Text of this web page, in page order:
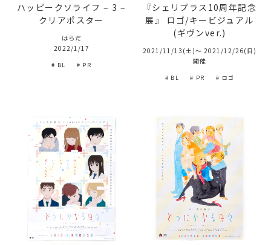
ハッピークソライフ – 3 –
クリアポスター
はらだ
2022/1/17
# BL # PR
『シェリプラス10周年記念
展』 ロゴ/キービジュアル
(ギヴンver.)
2021/11/13(土)～ 2021/12/26(日)
開催
# BL # PR # ロゴ